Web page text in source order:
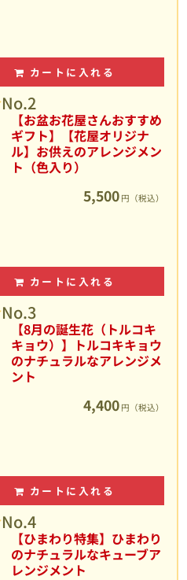
カートに入れる
No.2
【お盆お花屋さんおすすめ
ギフト】【花屋オリジナ
ル】お供えのアレンジメン
ト（色入り）
5,500 円（税込）
カートに入れる
No.3
【8月の誕生花（トルコキ
キョウ）】トルコキキョウ
のナチュラルなアレンジメ
ント
4,400 円（税込）
カートに入れる
No.4
【ひまわり特集】ひまわり
のナチュラルなキューブア
レンジメント